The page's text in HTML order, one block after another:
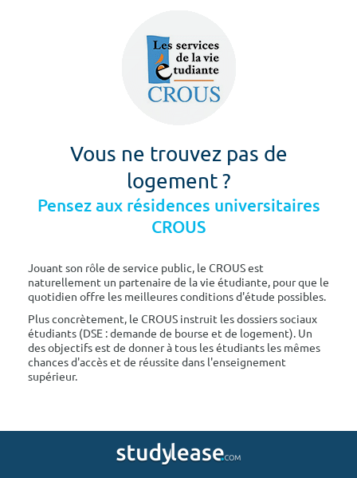
Vous ne trouvez pas de
logement ?
Pensez aux résidences universitaires
CROUS
Jouant son rôle de service public, le CROUS est
naturellement un partenaire de la vie étudiante, pour que le
quotidien offre les meilleures conditions d'étude possibles.
Plus concrètement, le CROUS instruit les dossiers sociaux
étudiants (DSE : demande de bourse et de logement). Un
des objectifs est de donner à tous les étudiants les mêmes
chances d'accès et de réussite dans l'enseignement
supérieur.